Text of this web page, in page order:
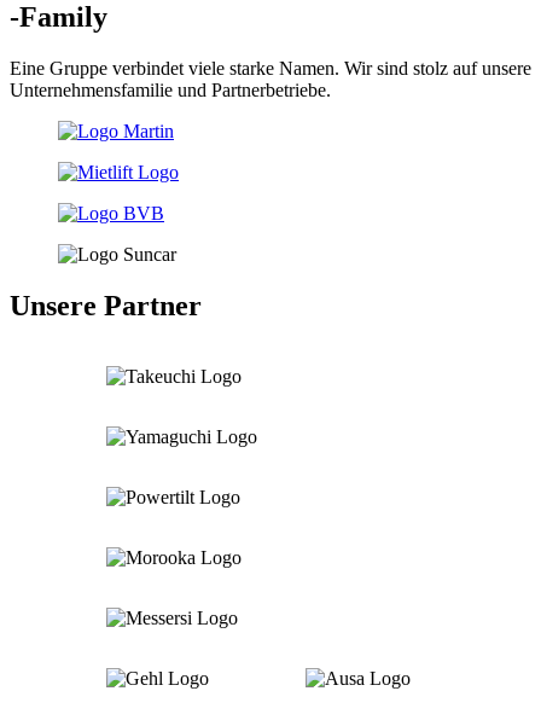
-Family
Eine Gruppe verbindet viele starke Namen. Wir sind stolz auf unsere
Unternehmensfamilie und Partnerbetriebe.
Unsere Partner